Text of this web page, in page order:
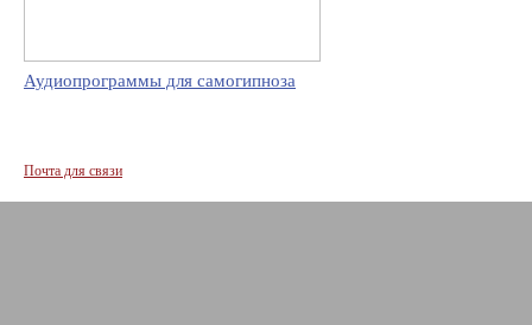
Аудиопрограммы для самогипноза
Почта для связи